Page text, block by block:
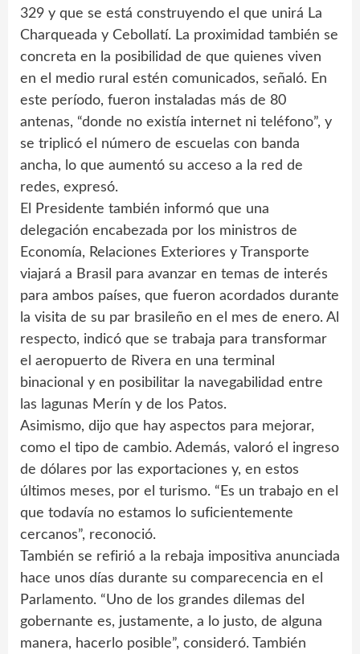
329 y que se está construyendo el que unirá La
Charqueada y Cebollatí. La proximidad también se
concreta en la posibilidad de que quienes viven
en el medio rural estén comunicados, señaló. En
este período, fueron instaladas más de 80
antenas, “donde no existía internet ni teléfono”, y
se triplicó el número de escuelas con banda
ancha, lo que aumentó su acceso a la red de
redes, expresó.
El Presidente también informó que una
delegación encabezada por los ministros de
Economía, Relaciones Exteriores y Transporte
viajará a Brasil para avanzar en temas de interés
para ambos países, que fueron acordados durante
la visita de su par brasileño en el mes de enero. Al
respecto, indicó que se trabaja para transformar
el aeropuerto de Rivera en una terminal
binacional y en posibilitar la navegabilidad entre
las lagunas Merín y de los Patos.
Asimismo, dijo que hay aspectos para mejorar,
como el tipo de cambio. Además, valoró el ingreso
de dólares por las exportaciones y, en estos
últimos meses, por el turismo. “Es un trabajo en el
que todavía no estamos lo suficientemente
cercanos”, reconoció.
También se refirió a la rebaja impositiva anunciada
hace unos días durante su comparecencia en el
Parlamento. “Uno de los grandes dilemas del
gobernante es, justamente, a lo justo, de alguna
manera, hacerlo posible”, consideró. También